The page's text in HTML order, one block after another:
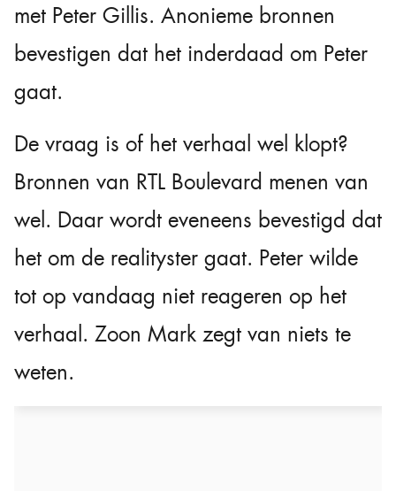
met Peter Gillis. Anonieme bronnen
bevestigen dat het inderdaad om Peter
gaat.
De vraag is of het verhaal wel klopt?
Bronnen van RTL Boulevard menen van
wel. Daar wordt eveneens bevestigd dat
het om de realityster gaat. Peter wilde
tot op vandaag niet reageren op het
verhaal. Zoon Mark zegt van niets te
weten.